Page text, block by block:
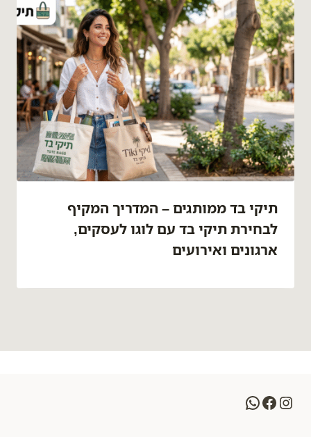
תיקי בד ממותגים – המדריך המקיף
לבחירת תיקי בד עם לוגו לעסקים,
ארגונים ואירועים
Instagram
Facebook
WhatsApp